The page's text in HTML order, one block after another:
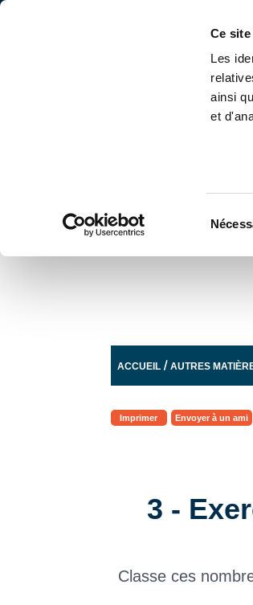
Ce
Les
ainsi
et
ACCUEIL /AUTRES
Imprimer Envoyer à un ami
3 -
Classe ces